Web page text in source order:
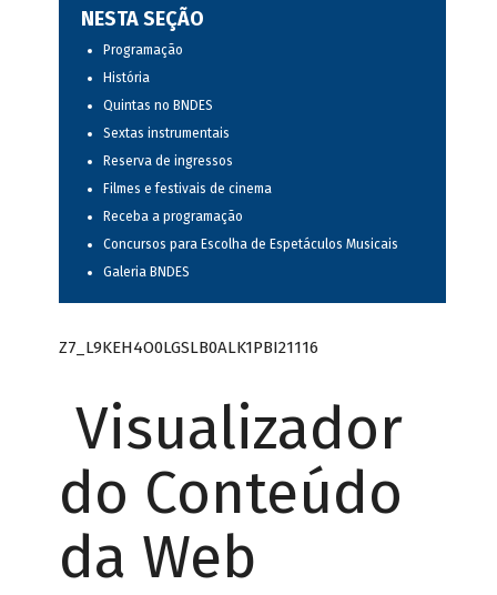
NESTA SEÇÃO
Programação
História
Quintas no BNDES
Sextas instrumentais
Reserva de ingressos
Filmes e festivais de cinema
Receba a programação
Concursos para Escolha de Espetáculos Musicais
Galeria BNDES
Z7_L9KEH4O0LGSLB0ALK1PBI21116
Visualizador
do Conteúdo
da Web